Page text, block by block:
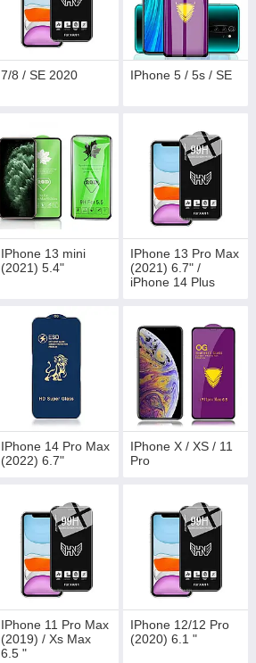
7/8 / SE 2020 IPhone 5 / 5s / SE
IPhone 13 mini
(2021) 5.4"
IPhone 13 Pro Max
(2021) 6.7" /
iPhone 14 Plus
IPhone 14 Pro Max
(2022) 6.7"
IPhone X / XS / 11
Pro
IPhone 11 Pro Max
(2019) / Xs Max
6.5 "
IPhone 12/12 Pro
(2020) 6.1 "